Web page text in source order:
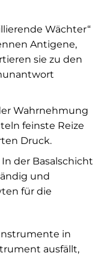
Wächter“
Antigene,
sie zu den
Wahrnehmung
feinste Reize
Druck.
der Basalschicht
und
für die
in
ausfällt,